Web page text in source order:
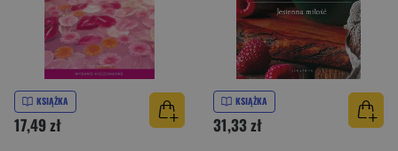
KSIĄŻKA
17,49 zł
KSIĄŻKA
31,33 zł